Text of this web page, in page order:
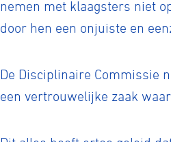
nemen met klaagsters niet
door hen een onjuiste en
De Disciplinaire Commissie
een vertrouwelijke zaak